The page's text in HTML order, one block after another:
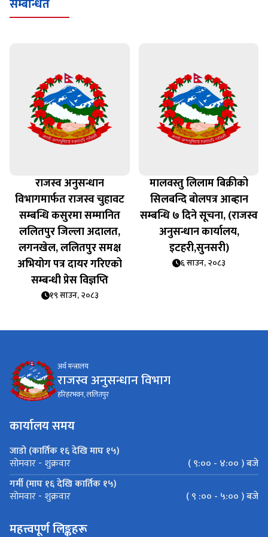
सम्बन्धित
राजस्व अनुसन्धान
विभागमार्फत राजस्व चुहावट
सम्बन्धि कसुरमा सम्मानित
ललितपुर जिल्ला अदालत,
लगनखेल, ललितपुर समक्ष
अभियोग पत्र दायर गरिएको
सम्बन्धी प्रेस विज्ञप्ति
१९ साउन, २०८३
मालवस्तु लिलाम बिक्रीको
सिलबन्दि बोलपत्र आब्हान
सम्बन्धि ७ दिने सूचना, (राजस्व
अनुसन्धान कार्यालय,
इटहरी,सुनसरी)
६ साउन, २०८३
अर्थ मन्त्रालय
राजस्व अनुसन्धान विभाग
हरिहरभवन, ललितपुर
कार्यालय समय
जाडो (कार्तिक १६ देखि माघ १५)
सोमवार - शुक्रवार
( ९:०० - ४:०० ) बजे
गर्मी (माघ १६ देखि कार्तिक १५)
सोमवार - शुक्रवार ( ९ :०० - ५:०० ) बजे
महत्त्वपूर्ण लिङ्कहरू